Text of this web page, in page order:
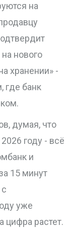
на
нового
хранении» -
где банк
думая, что
году - всё
и
15 минут
уже
цифра растет.